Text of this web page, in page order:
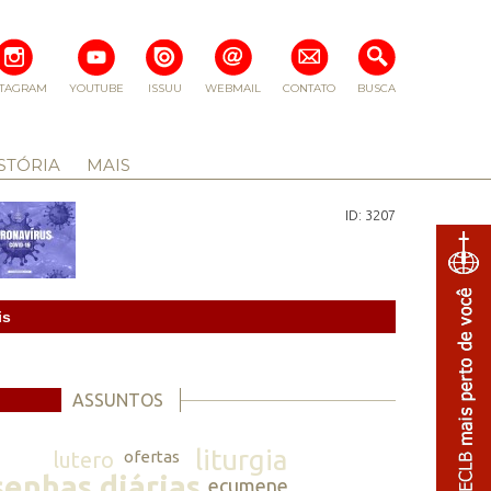
BUSCA
CONTATO
WEBMAIL
ISSUU
YOUTUBE
MAIS
ID: 3207
ASSUNTOS
lutero ofertas liturgia
ecumene